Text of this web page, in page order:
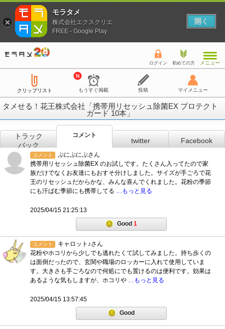
ログイン 初めての方 メニュー
クリップリスト もうすぐ掲載 投稿 マイメニュー
タメせる！花王株式会社「携帯用リセッシュ除菌EX プロテクト
ガード 10本」
トラック
バック
コメント
twitter Facebook
コメント
ぷにぷにぷさん
携帯用リセッシュ除菌EX のお試しです。たくさん入ってたので家
族だけでなくお友達にもおすそ分けしました。サイズが手ごろで花
王のリセッシュだからかな、みんな喜んでくれました。花粉の季節
にも汗ばむ季節にも携帯してる …もっと見る
2025/04/15 21:25:13
Good 1
コメント
キャロット♪さん
花粉やホコリから少しでも逃れたくて試してみました。持ち歩くの
は面倒だったので、玄関や職場のロッカーに入れて使用していま
す。大きさも手ごろなので何処にでも置けるのは便利です。効果は
あるような気もしますが、ホコリや …もっと見る
2025/04/15 13:57:45
Good
モラタメ
株式会社エクスクリエ
FREE - Google Play
開く